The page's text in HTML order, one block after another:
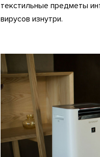
текстильные предметы
вирусов изнутри.